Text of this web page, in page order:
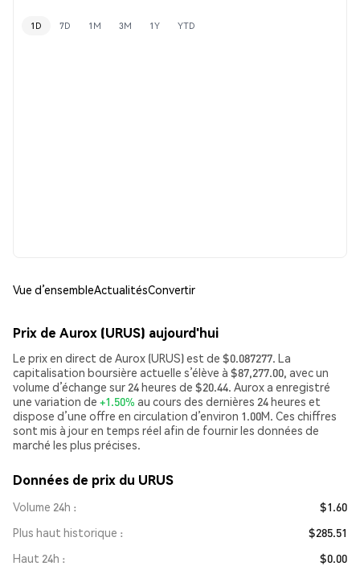
1D 7D 1M 3M 1Y YTD
Vue d’ensembleActualitésConvertir
Prix de Aurox (URUS) aujourd'hui
Le prix en direct de Aurox (URUS) est de $0.087277. La
capitalisation boursière actuelle s’élève à $87,277.00, avec un
volume d’échange sur 24 heures de $20.44. Aurox a enregistré
une variation de +1.50% au cours des dernières 24 heures et
dispose d’une offre en circulation d’environ 1.00M. Ces chiffres
sont mis à jour en temps réel afin de fournir les données de
marché les plus précises.
Données de prix du URUS
Volume 24h
$1.60
Plus haut historique
$285.51
Haut 24h
$0.00